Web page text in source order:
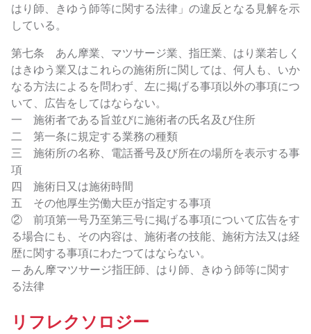
はり師、きゆう師等に関する法律」の違反となる見解を示
している。
第七条 あん摩業、マツサージ業、指圧業、はり業若しく
はきゆう業又はこれらの施術所に関しては、何人も、いか
なる方法によるを問わず、左に掲げる事項以外の事項につ
いて、広告をしてはならない。
一 施術者である旨並びに施術者の氏名及び住所
二 第一条に規定する業務の種類
三 施術所の名称、電話番号及び所在の場所を表示する事
項
四 施術日又は施術時間
五 その他厚生労働大臣が指定する事項
② 前項第一号乃至第三号に掲げる事項について広告をす
る場合にも、その内容は、施術者の技能、施術方法又は経
歴に関する事項にわたつてはならない。
— あん摩マツサージ指圧師、はり師、きゆう師等に関す
る法律
リフレクソロジー